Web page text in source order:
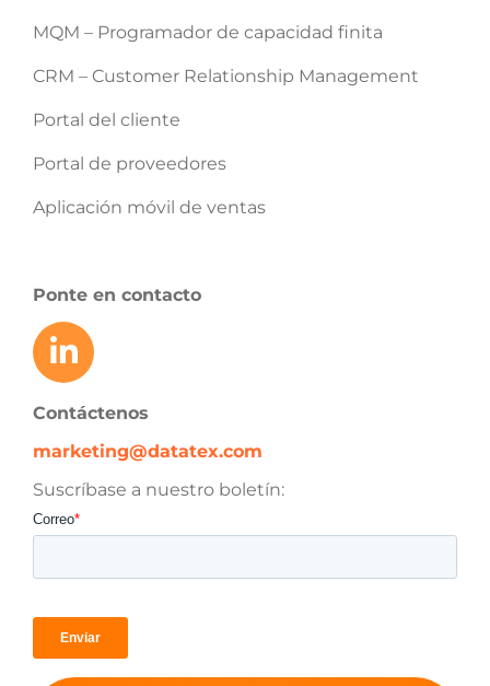
MQM – Programador de capacidad finita
CRM – Customer Relationship Management
Portal del cliente
Portal de proveedores
Aplicación móvil de ventas
Ponte en contacto
Contáctenos
marketing@datatex.com
Suscríbase a nuestro boletín: